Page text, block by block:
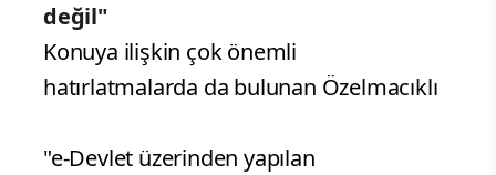
değil"
Konuya ilişkin çok önemli
hatırlatmalarda da bulunan Özelmacıklı
"e-Devlet üzerinden yapılan